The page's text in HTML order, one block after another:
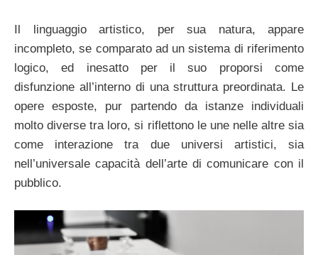
Il linguaggio artistico, per sua natura, appare
incompleto, se comparato ad un sistema di riferimento
logico, ed inesatto per il suo proporsi come
disfunzione all’interno di una struttura preordinata. Le
opere esposte, pur partendo da istanze individuali
molto diverse tra loro, si riflettono le une nelle altre sia
come interazione tra due universi artistici, sia
nell’universale capacità dell’arte di comunicare con il
pubblico.